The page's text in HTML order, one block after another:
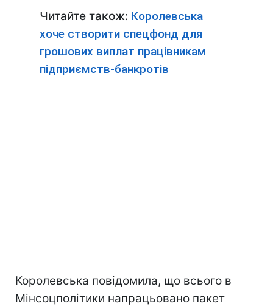
Читайте також: Королевська
хоче створити спецфонд для
грошових виплат працівникам
підприємств-банкротів
Королевська повідомила, що всього в
Мінсоцполітики напрацьовано пакет